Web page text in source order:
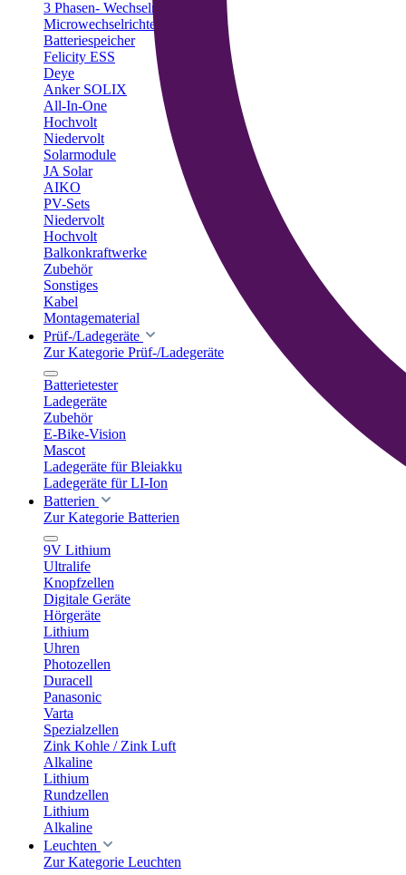
3 Phasen- Wechselrichter
Microwechselrichter
Batteriespeicher
Felicity ESS
Deye
Anker SOLIX
All-In-One
Hochvolt
Niedervolt
Solarmodule
JA Solar
AIKO
PV-Sets
Niedervolt
Hochvolt
Balkonkraftwerke
Zubehör
Sonstiges
Kabel
Montagematerial
Prüf-/Ladegeräte
Zur Kategorie Prüf-/Ladegeräte
Batterietester
Ladegeräte
Zubehör
E-Bike-Vision
Mascot
Ladegeräte für Bleiakku
Ladegeräte für LI-Ion
Batterien
Zur Kategorie Batterien
9V Lithium
Ultralife
Knopfzellen
Digitale Geräte
Hörgeräte
Lithium
Uhren
Photozellen
Duracell
Panasonic
Varta
Spezialzellen
Zink Kohle / Zink Luft
Alkaline
Lithium
Rundzellen
Lithium
Alkaline
Leuchten
Zur Kategorie Leuchten